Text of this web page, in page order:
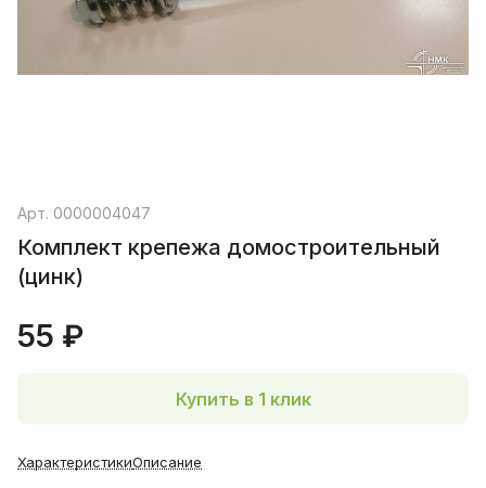
Арт. 0000004047
Комплект крепежа домостроительный
(цинк)
55 ₽
Купить в 1 клик
ХарактеристикиОписание